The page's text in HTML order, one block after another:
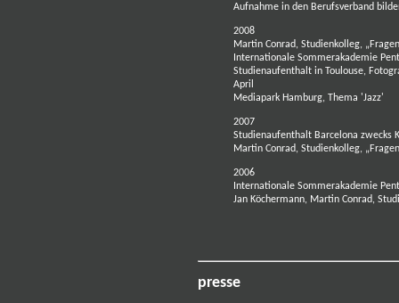
Aufnahme in den Berufsverband
2008
Martin Conrad, Studienkolleg,
Internationale Sommerakademie
Studienaufenthalt in Toulouse,
April
Mediapark Hamburg, Thema 'Jazz'
2007
Studienaufenthalt Barcelona zwecks
Martin Conrad, Studienkolleg,
2006
Internationale Sommerakademie
Jan Köchermann, Martin Conrad,
presse